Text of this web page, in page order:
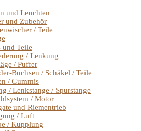
und Leuchten
und Zubehör
/ Teile
und Teile
/ Lenkung
/ Puffer
Buchsen / Schäkel / Teile
/ Gummis
/ Lenkstange / Spurstange
/ Motor
und Riementrieb
/ Luft
/ Kupplung